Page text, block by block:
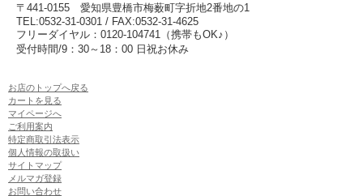
〒441-0155
愛知県豊橋市梅薮町字折地2番地の1
TEL:0532-31-0301 / FAX:0532-31-4625
フリーダイヤル：0120-104741（携帯もOK♪）
受付時間/9：30～18：00 日祝お休み
お店のトップへ戻る
カートを見る
マイページへ
ご利用案内
特定商取引法表示
個人情報の取扱い
サイトマップ
メルマガ登録
お問い合わせ